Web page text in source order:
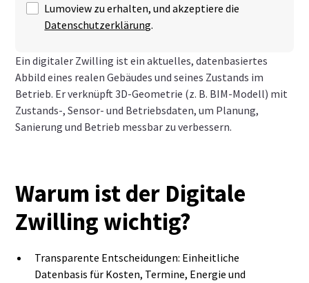
Ein digitaler Zwilling ist ein aktuelles, datenbasiertes
Abbild eines realen Gebäudes und seines Zustands im
Betrieb. Er verknüpft 3D‑Geometrie (z. B. BIM‑Modell) mit
Zustands‑, Sensor‑ und Betriebsdaten, um Planung,
Sanierung und Betrieb messbar zu verbessern.
Warum ist der Digitale
Zwilling wichtig?
Transparente Entscheidungen: Einheitliche
Datenbasis für Kosten, Termine, Energie und
Lumoview zu erhalten, und akzeptiere die
Datenschutzerklärung.